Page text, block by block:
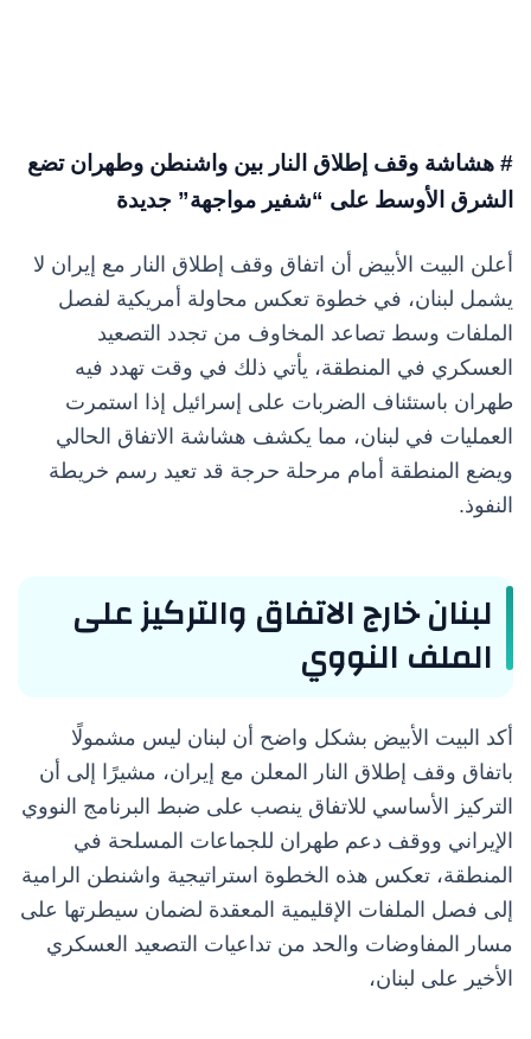
# هشاشة وقف إطلاق النار بين واشنطن وطهران تضع
الشرق الأوسط على “شفير مواجهة” جديدة
أعلن البيت الأبيض أن اتفاق وقف إطلاق النار مع إيران لا
يشمل لبنان، في خطوة تعكس محاولة أمريكية لفصل
الملفات وسط تصاعد المخاوف من تجدد التصعيد
العسكري في المنطقة، يأتي ذلك في وقت تهدد فيه
طهران باستئناف الضربات على إسرائيل إذا استمرت
العمليات في لبنان، مما يكشف هشاشة الاتفاق الحالي
ويضع المنطقة أمام مرحلة حرجة قد تعيد رسم خريطة
النفوذ.
لبنان خارج الاتفاق والتركيز على
الملف النووي
أكد البيت الأبيض بشكل واضح أن لبنان ليس مشمولًا
باتفاق وقف إطلاق النار المعلن مع إيران، مشيرًا إلى أن
التركيز الأساسي للاتفاق ينصب على ضبط البرنامج النووي
الإيراني ووقف دعم طهران للجماعات المسلحة في
المنطقة، تعكس هذه الخطوة استراتيجية واشنطن الرامية
إلى فصل الملفات الإقليمية المعقدة لضمان سيطرتها على
مسار المفاوضات والحد من تداعيات التصعيد العسكري
الأخير على لبنان،